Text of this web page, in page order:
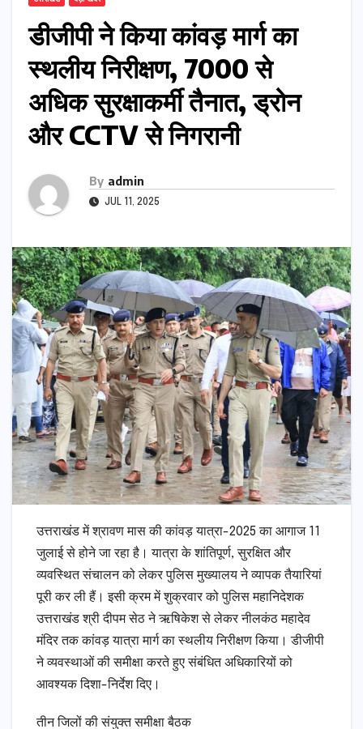
डीजीपी ने किया कांवड़ मार्ग का
स्थलीय निरीक्षण, 7000 से
अधिक सुरक्षाकर्मी तैनात, ड्रोन
और CCTV से निगरानी
By admin
JUL 11, 2025
उत्तराखंड में श्रावण मास की कांवड़ यात्रा-2025 का आगाज 11
जुलाई से होने जा रहा है। यात्रा के शांतिपूर्ण, सुरक्षित और
व्यवस्थित संचालन को लेकर पुलिस मुख्यालय ने व्यापक तैयारियां
पूरी कर ली हैं। इसी क्रम में शुक्रवार को पुलिस महानिदेशक
उत्तराखंड श्री दीपम सेठ ने ऋषिकेश से लेकर नीलकंठ महादेव
मंदिर तक कांवड़ यात्रा मार्ग का स्थलीय निरीक्षण किया। डीजीपी
ने व्यवस्थाओं की समीक्षा करते हुए संबंधित अधिकारियों को
आवश्यक दिशा-निर्देश दिए।
तीन जिलों की संयुक्त समीक्षा बैठक